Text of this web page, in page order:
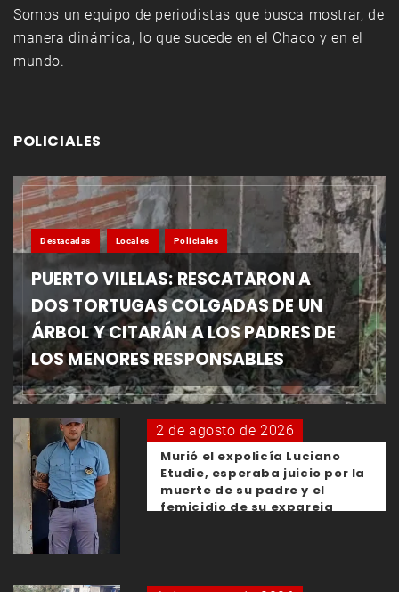
Somos un equipo de periodistas que busca mostrar, de
manera dinámica, lo que sucede en el Chaco y en el
mundo.
POLICIALES
Destacadas Locales Policiales
PUERTO VILELAS: RESCATARON A
DOS TORTUGAS COLGADAS DE UN
ÁRBOL Y CITARÁN A LOS PADRES DE
LOS MENORES RESPONSABLES
2 de agosto de 2026
Murió el expolicía Luciano
Etudie, esperaba juicio por la
muerte de su padre y el
femicidio de su expareja